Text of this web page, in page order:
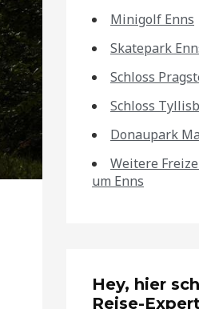
Minigolf Enns
Skatepark
Schloss
Schloss
Donaupark
Weitere
um Enns
Hey, hier
Reise-